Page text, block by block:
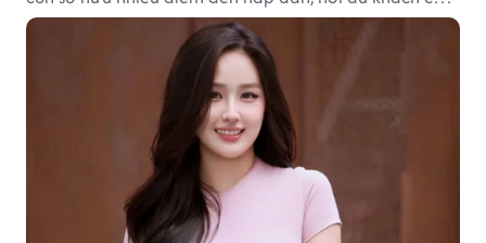
thể cảm nhận trọn vẹn vẻ đẹp cổ kính xen lẫn nhịp
sống hiện đại của Thủ đô.